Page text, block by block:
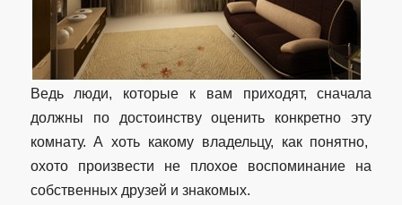
Ведь люди, которые к вам приходят, сначала
должны по достоинству оценить конкретно эту
комнату. А хоть какому владельцу, как понятно,
охото произвести не плохое воспоминание на
собственных друзей и знакомых.